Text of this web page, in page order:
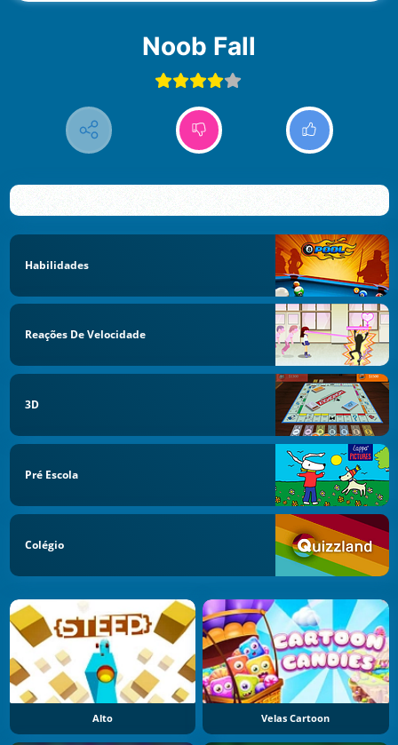
Noob Fall
Habilidades
Reações De Velocidade
3D
Pré Escola
Colégio
Alto Velas Cartoon